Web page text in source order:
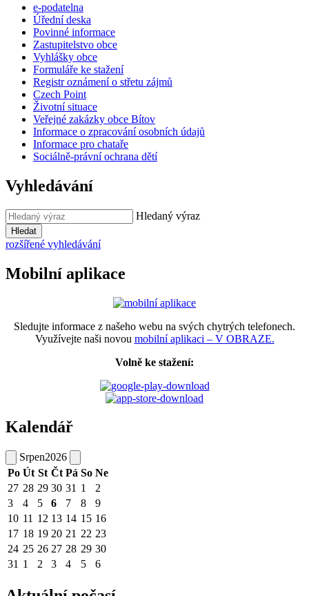
e-podatelna
Úřední deska
Povinné informace
Zastupitelstvo obce
Vyhlášky obce
Formuláře ke stažení
Registr oznámení o střetu zájmů
Czech Point
Životní situace
Veřejné zakázky obce Bítov
Informace o zpracování osobních údajů
Informace pro chataře
Sociálně-právní ochrana dětí
Vyhledávání
Hledaný výraz
Hledat
rozšířené vyhledávání
Mobilní aplikace
Sledujte informace z našeho webu na svých chytrých telefonech.
Využívejte naši novou mobilní aplikaci – V OBRAZE.
Volně ke stažení:
Kalendář
Srpen2026
Po Út St Čt Pá So Ne
27 28 29 30 31 1
2
3
4 5 6 7 8
9
10 11 12 13 14 15 16
17 18 19 20 21 22 23
24 25 26 27 28 29 30
31 1 2 3 4 5 6